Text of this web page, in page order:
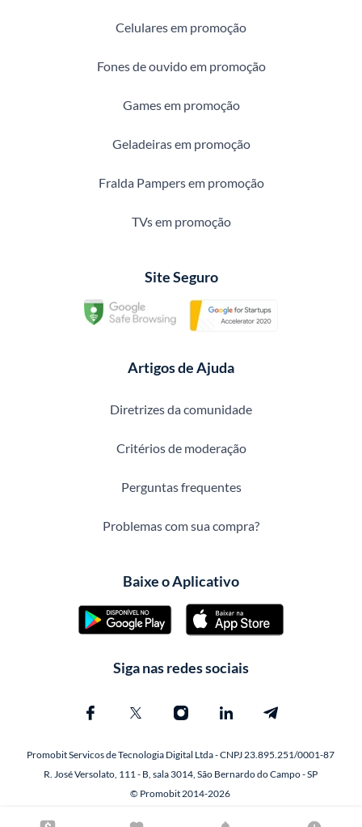
Celulares em promoção
Fones de ouvido em promoção
Games em promoção
Geladeiras em promoção
Fralda Pampers em promoção
TVs em promoção
Site Seguro
Artigos de Ajuda
Diretrizes da comunidade
Critérios de moderação
Perguntas frequentes
Problemas com sua compra?
Baixe o Aplicativo
Siga nas redes sociais
Promobit Servicos de Tecnologia Digital Ltda - CNPJ 23.895.251/0001-87
R. José Versolato, 111 - B, sala 3014, São Bernardo do Campo - SP
© Promobit 2014-2026